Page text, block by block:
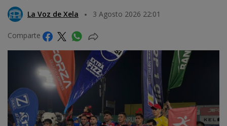
La Voz de Xela 3 Agosto 2026 22:01
Comparte